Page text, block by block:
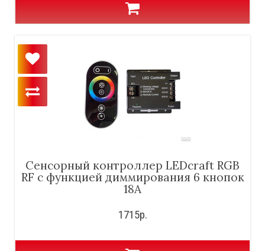
Сенсорный контроллер LEDcraft RGB
RF с функцией диммирования 6 кнопок
18А
1715р.